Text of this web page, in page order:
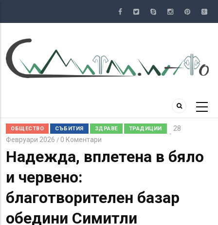
съдържание
ОБЩЕСТВО СЪБИТИЯ ЗДРАВЕ ТРАДИЦИИ
28
Февруари 2026 / 0 Коментари
Надежда, вплетена в бяло
и червено:
благотворителен базар
обедини Симитли